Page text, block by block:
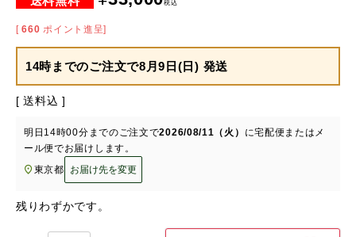
税込
[ 660 ポイント進呈]
14時までのご注文で8月9日(日) 発送
送料込
明日 14時00分 までのご注文で2026/08/11（火） に宅配便またはメ
ール便でお届けします。
東京都
お届け先を変更
残りわずかです。